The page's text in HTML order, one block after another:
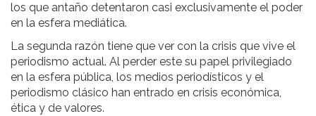
los que antaño detentaron casi exclusivamente el poder
en la esfera mediática.
La segunda razón tiene que ver con la crisis que vive el
periodismo actual. Al perder este su papel privilegiado
en la esfera pública, los medios periodísticos y el
periodismo clásico han entrado en crisis económica,
ética y de valores.